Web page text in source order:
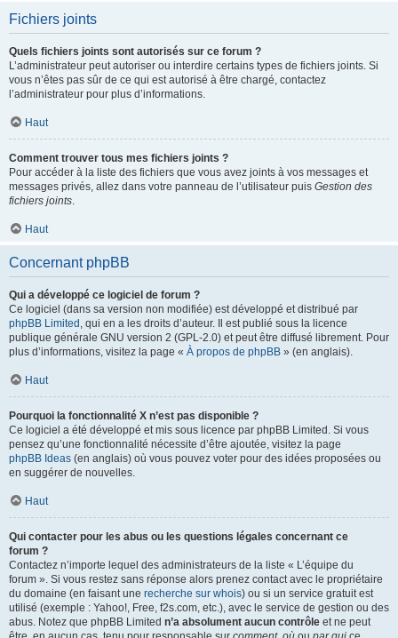
Fichiers joints
Quels fichiers joints sont autorisés sur ce forum ?
L’administrateur peut autoriser ou interdire certains types de fichiers joints. Si
vous n’êtes pas sûr de ce qui est autorisé à être chargé, contactez
l’administrateur pour plus d’informations.
Haut
Comment trouver tous mes fichiers joints ?
Pour accéder à la liste des fichiers que vous avez joints à vos messages et
messages privés, allez dans votre panneau de l’utilisateur puis Gestion des
fichiers joints.
Haut
Concernant phpBB
Qui a développé ce logiciel de forum ?
Ce logiciel (dans sa version non modifiée) est développé et distribué par
phpBB Limited , qui en a les droits d’auteur. Il est publié sous la licence
publique générale GNU version 2 (GPL-2.0) et peut être diffusé librement. Pour
plus d’informations, visitez la page « À propos de phpBB » (en anglais).
Haut
Pourquoi la fonctionnalité X n’est pas disponible ?
Ce logiciel a été développé et mis sous licence par phpBB Limited. Si vous
pensez qu’une fonctionnalité nécessite d’être ajoutée, visitez la page
phpBB Ideas (en anglais) où vous pouvez voter pour des idées proposées ou
en suggérer de nouvelles.
Haut
Qui contacter pour les abus ou les questions légales concernant ce
forum ?
Contactez n’importe lequel des administrateurs de la liste « L’équipe du
forum ». Si vous restez sans réponse alors prenez contact avec le propriétaire
du domaine (en faisant une recherche sur whois) ou si un service gratuit est
utilisé (exemple : Yahoo!, Free, f2s.com, etc.), avec le service de gestion ou des
abus. Notez que phpBB Limited n’a absolument aucun contrôle et ne peut